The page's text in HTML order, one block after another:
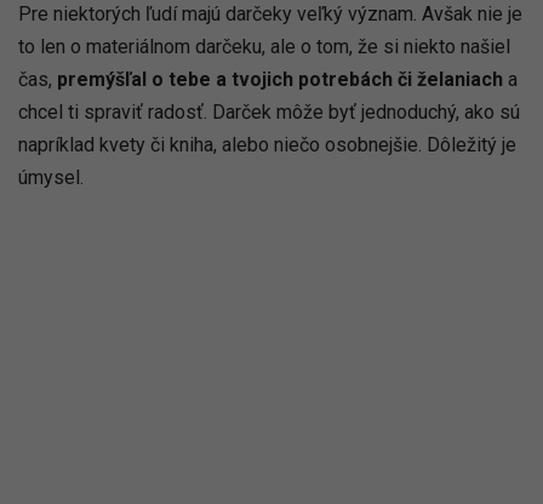
Pre niektorých ľudí majú darčeky veľký význam. Avšak nie je
to len o materiálnom darčeku, ale o tom, že si niekto našiel
čas, premýšľal o tebe a tvojich potrebách či želaniach a
chcel ti spraviť radosť. Darček môže byť jednoduchý, ako sú
napríklad kvety či kniha, alebo niečo osobnejšie. Dôležitý je
úmysel.